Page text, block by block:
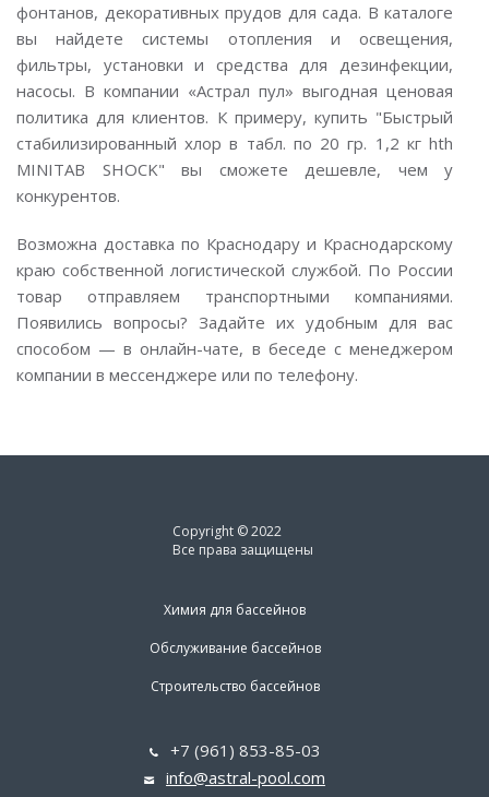
фонтанов, декоративных прудов для сада. В каталоге
вы найдете системы отопления и освещения,
фильтры, установки и средства для дезинфекции,
насосы. В компании «Астрал пул» выгодная ценовая
политика для клиентов. К примеру, купить "Быстрый
стабилизированный хлор в табл. по 20 гр. 1,2 кг hth
MINITAB SHOCK" вы сможете дешевле, чем у
конкурентов.
Возможна доставка по Краснодару и Краснодарскому
краю собственной логистической службой. По России
товар отправляем транспортными компаниями.
Появились вопросы? Задайте их удобным для вас
способом — в онлайн-чате, в беседе с менеджером
компании в мессенджере или по телефону.
Copyright © 2022
Все права защищены
Химия для бассейнов
Обслуживание бассейнов
Строительство бассейнов
+7 (961) 853-85-03
info@astral-pool.com